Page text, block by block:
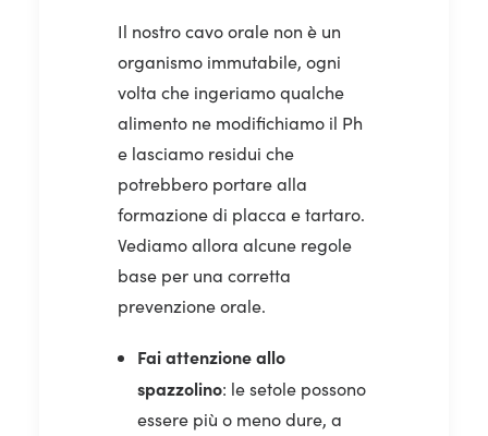
Il nostro cavo orale non è un
organismo immutabile, ogni
volta che ingeriamo qualche
alimento ne modifichiamo il Ph
e lasciamo residui che
potrebbero portare alla
formazione di placca e tartaro.
Vediamo allora alcune regole
base per una corretta
prevenzione orale.
Fai attenzione allo
spazzolino: le setole possono
essere più o meno dure, a